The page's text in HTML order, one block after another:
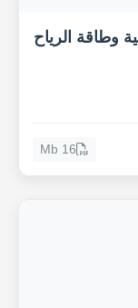
وطاقة الرياح
16 Mb